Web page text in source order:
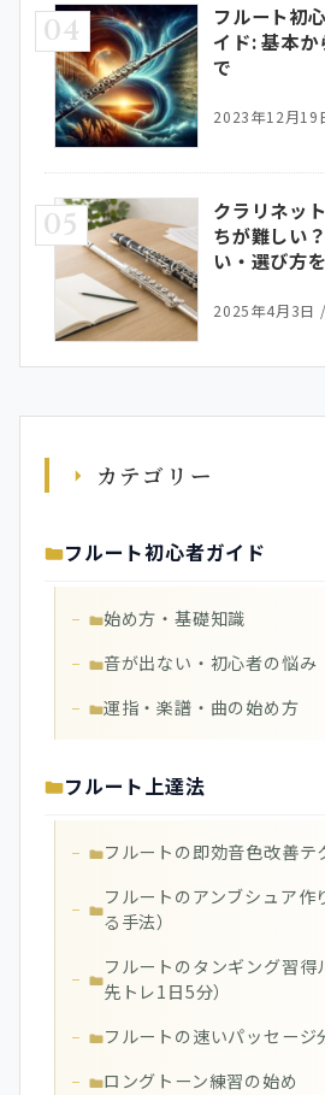
04
フルート初
イド: 基本か
で
2023年12月19
05
クラリネッ
ちが難しい
い・選び方
2025年4月3日 /
カテゴリー
フルート初心者ガイド
始め方・基礎知識
音が出ない・初心者の悩み
運指・楽譜・曲の始め方
フルート上達法
フルートの即効音色改善テ
フルートのアンブシュア作
る手法）
フルートのタンギング習得
先トレ1日5分）
フルートの速いパッセージ
ロングトーン練習の始め